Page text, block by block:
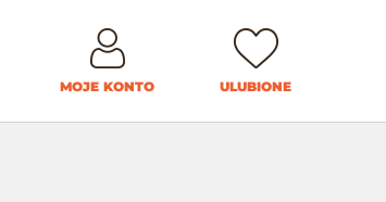
MOJE KONTO ULUBIONE